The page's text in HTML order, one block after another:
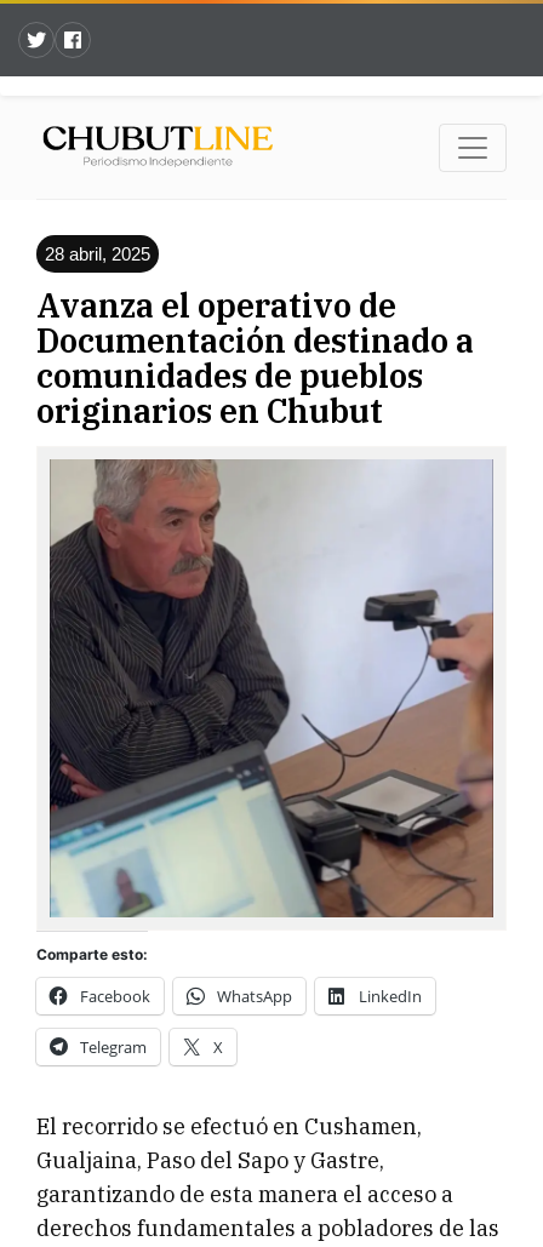
28 abril, 2025
Avanza el operativo de
Documentación destinado a
comunidades de pueblos
originarios en Chubut
Comparte esto:
Facebook WhatsApp LinkedIn
Telegram X
El recorrido se efectuó en Cushamen,
Gualjaina, Paso del Sapo y Gastre,
garantizando de esta manera el acceso a
derechos fundamentales a pobladores de las